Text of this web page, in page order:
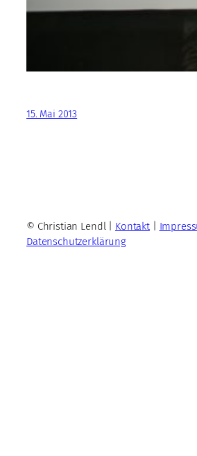
15. Mai 2013
© Christian Lendl | Kontakt|
Datenschutzerklärung